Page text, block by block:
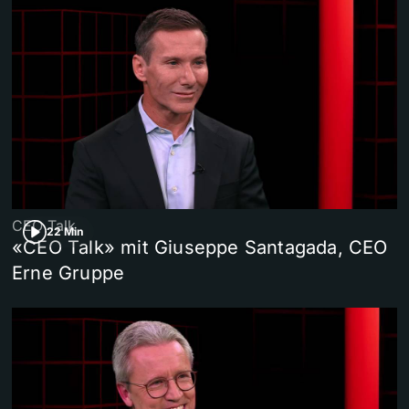
22 Min
CEO Talk
«CEO Talk» mit Giuseppe Santagada, CEO
Erne Gruppe